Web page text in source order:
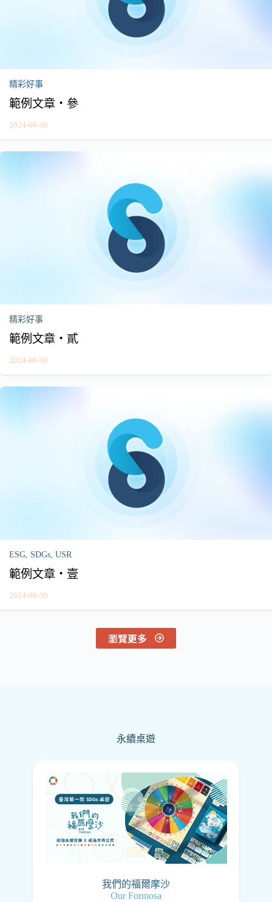
精彩好事
範例文章・參
2024-08-30
精彩好事
範例文章・貳
2024-08-30
ESG SDGs USR
範例文章・壹
2024-08-30
瀏覽更多
永續桌遊
我們的福爾摩沙
Our Formosa